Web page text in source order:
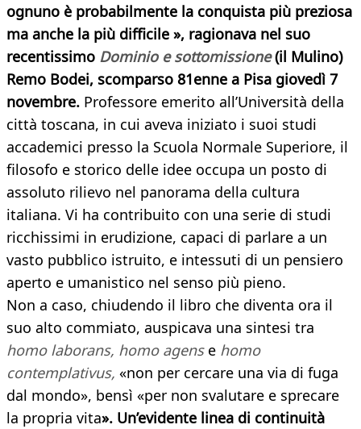
ognuno è probabilmente la conquista più preziosa
ma anche la più difficile », ragionava nel suo
recentissimo Dominio e sottomissione(il Mulino)
Remo Bodei, scomparso 81enne a Pisa giovedì 7
novembre. Professore emerito all’Università della
città toscana, in cui aveva iniziato i suoi studi
accademici presso la Scuola Normale Superiore, il
filosofo e storico delle idee occupa un posto di
assoluto rilievo nel panorama della cultura
italiana. Vi ha contribuito con una serie di studi
ricchissimi in erudizione, capaci di parlare a un
vasto pubblico istruito, e intessuti di un pensiero
aperto e umanistico nel senso più pieno.
Non a caso, chiudendo il libro che diventa ora il
suo alto commiato, auspicava una sintesi tra
homo laborans, homo agense homo
contemplativus, «non per cercare una via di fuga
dal mondo», bensì «per non svalutare e sprecare
la propria vita». Un’evidente linea di continuità